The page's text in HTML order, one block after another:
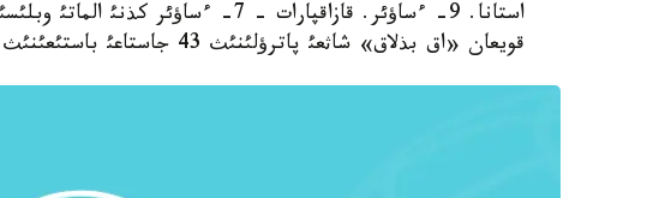
استانا. 9- ءساؤئر. قازاقپارات - 7-
قويعان «اق بذلاق» شاثعئ پاترؤلئنئث 43 جاستاعئ باستئعئنئث دةنةسئ تابئلدئ،